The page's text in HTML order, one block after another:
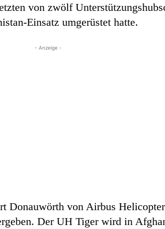
von zwölf
Einsatz umgerüstet hatte.
- Anzeige -
Donauwörth von Airbus
Der UH Tiger wird in